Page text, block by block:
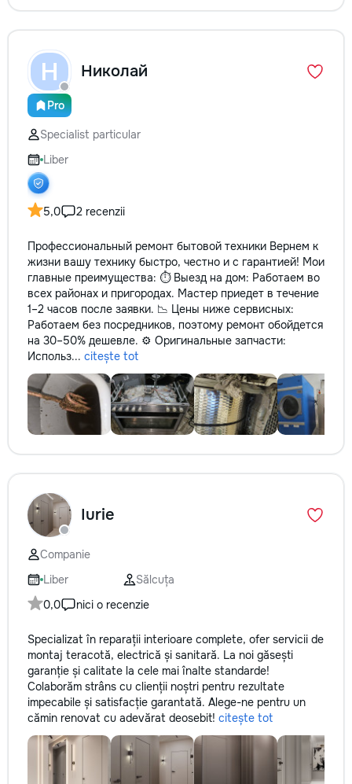
Н
Pro
Николай
Specialist particular
Liber
5,0 2 recenzii
Профессиональный ремонт бытовой техники Вернем к
жизни вашу технику быстро, честно и с гарантией! Мои
главные преимущества: ⏱️ Выезд на дом: Работаем во
всех районах и пригородах. Мастер приедет в течение
1–2 часов после заявки. 📉 Цены ниже сервисных:
Работаем без посредников, поэтому ремонт обойдется
на 30–50% дешевле. ⚙️ Оригинальные запчасти:
Использ... citește tot
Iurie
Companie
Liber
Sălcuța
0,0
nici o recenzie
Specializat în reparații interioare complete, ofer servicii de
montaj teracotă, electrică și sanitară. La noi găsești
garanție și calitate la cele mai înalte standarde!
Colaborăm strâns cu clienții noștri pentru rezultate
impecabile și satisfacție garantată. Alege-ne pentru un
cămin renovat cu adevărat deosebit! citește tot